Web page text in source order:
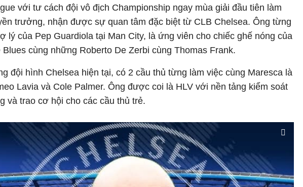
với tư cách đội vô địch Championship ngay mùa giải đầu tiên làm
trưởng, nhận được sự quan tâm đặc biệt từ CLB Chelsea. Ông từng
lý của Pep Guardiola tại Man City, là ứng viên cho chiếc ghế nóng của
Blues cùng những Roberto De Zerbi cùng Thomas Frank.
đội hình Chelsea hiện tại, có 2 cầu thủ từng làm việc cùng Maresca là
Lavia và Cole Palmer. Ông được coi là HLV với nền tảng kiểm soát
và trao cơ hội cho các cầu thủ trẻ.